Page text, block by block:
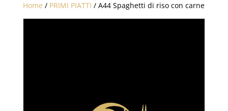
Home / PRIMI PIATTI / A44 Spaghetti di riso con carne